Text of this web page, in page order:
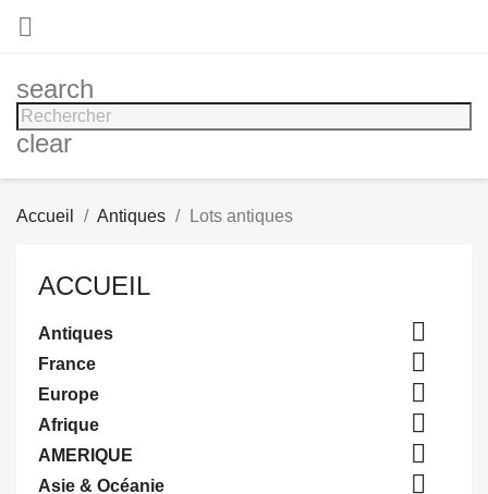

search
clear
Accueil Antiques Lots antiques
ACCUEIL
Antiques 
France 
Europe 
Afrique 
AMERIQUE 
Asie & Océanie 